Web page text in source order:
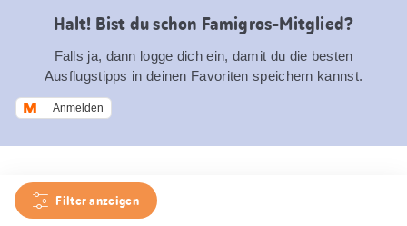
Halt! Bist du schon Famigros-Mitglied?
Falls ja, dann logge dich ein, damit du die besten
Ausflugstipps in deinen Favoriten speichern kannst.
Anmelden
Filter anzeigen